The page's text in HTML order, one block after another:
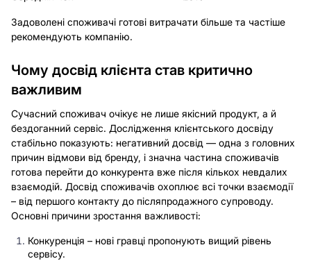
Задоволені споживачі готові витрачати більше та частіше
рекомендують компанію.
Чому досвід клієнта став критично
важливим
Сучасний споживач очікує не лише якісний продукт, а й
бездоганний сервіс. Дослідження клієнтського досвіду
стабільно показують: негативний досвід — одна з головних
причин відмови від бренду, і значна частина споживачів
готова перейти до конкурента вже після кількох невдалих
взаємодій. Досвід споживачів охоплює всі точки взаємодії
– від першого контакту до післяпродажного супроводу.
Основні причини зростання важливості:
Конкуренція – нові гравці пропонують вищий рівень
сервісу.